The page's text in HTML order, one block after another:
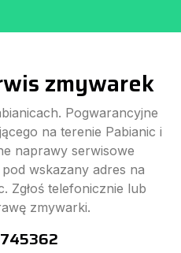
zmywarek
Pogwarancyjne
na terenie Pabianic i
naprawy serwisowe
wskazany adres na
Zgłoś telefonicznie lub
zmywarki.